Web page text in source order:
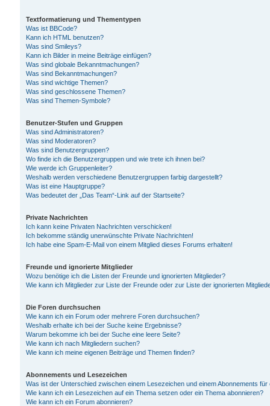
Textformatierung und Thementypen
Was ist BBCode?
Kann ich HTML benutzen?
Was sind Smileys?
Kann ich Bilder in meine Beiträge einfügen?
Was sind globale Bekanntmachungen?
Was sind Bekanntmachungen?
Was sind wichtige Themen?
Was sind geschlossene Themen?
Was sind Themen-Symbole?
Benutzer-Stufen und Gruppen
Was sind Administratoren?
Was sind Moderatoren?
Was sind Benutzergruppen?
Wo finde ich die Benutzergruppen und wie trete ich ihnen bei?
Wie werde ich Gruppenleiter?
Weshalb werden verschiedene Benutzergruppen farbig dargestellt?
Was ist eine Hauptgruppe?
Was bedeutet der „Das Team“-Link auf der Startseite?
Private Nachrichten
Ich kann keine Privaten Nachrichten verschicken!
Ich bekomme ständig unerwünschte Private Nachrichten!
Ich habe eine Spam-E-Mail von einem Mitglied dieses Forums erhalten!
Freunde und ignorierte Mitglieder
Wozu benötige ich die Listen der Freunde und ignorierten Mitglieder?
Wie kann ich Mitglieder zur Liste der Freunde oder zur Liste der ignorierten
Die Foren durchsuchen
Wie kann ich ein Forum oder mehrere Foren durchsuchen?
Weshalb erhalte ich bei der Suche keine Ergebnisse?
Warum bekomme ich bei der Suche eine leere Seite?
Wie kann ich nach Mitgliedern suchen?
Wie kann ich meine eigenen Beiträge und Themen finden?
Abonnements und Lesezeichen
Was ist der Unterschied zwischen einem Lesezeichen und einem Abonnements
Wie kann ich ein Lesezeichen auf ein Thema setzen oder ein Thema abonnieren?
Wie kann ich ein Forum abonnieren?